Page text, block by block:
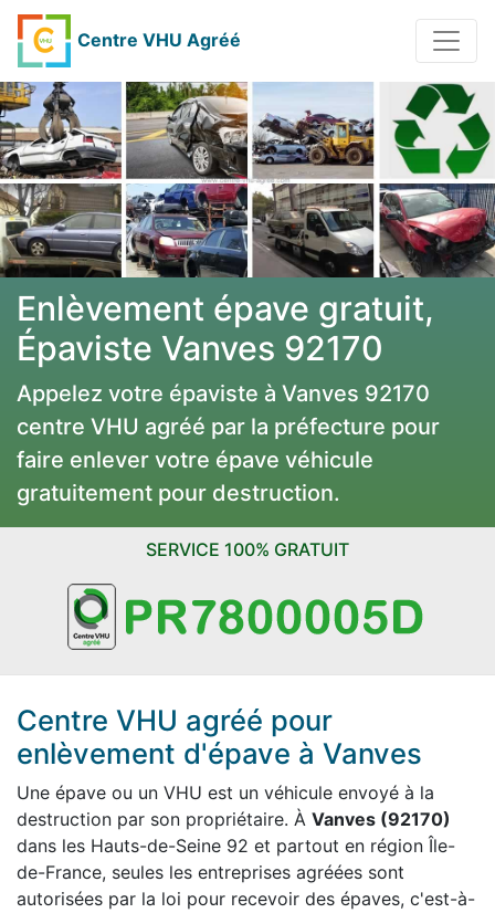
Centre VHU Agréé
Enlèvement épave gratuit,
Épaviste Vanves 92170
Appelez votre épaviste à Vanves 92170
centre VHU agréé par la préfecture pour
faire enlever votre épave véhicule
gratuitement pour destruction.
SERVICE 100% GRATUIT
Centre VHU agréé pour
enlèvement d'épave à Vanves
Une épave ou un VHU est un véhicule envoyé à la
destruction par son propriétaire. À Vanves (92170)
dans les Hauts-de-Seine 92 et partout en région Île-
de-France, seules les entreprises agréées sont
autorisées par la loi pour recevoir des épaves, c'est-à-